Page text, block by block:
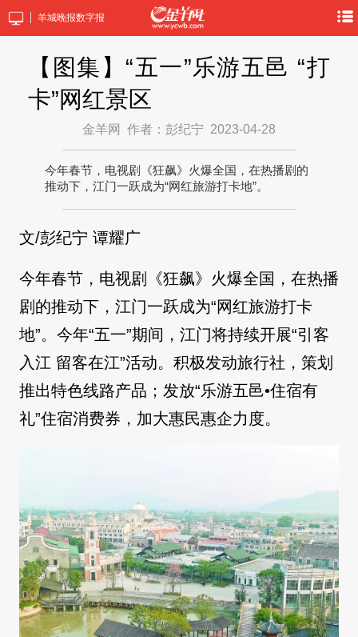
羊城晚报数字报
【图集】“五一”乐游五邑 “打
卡”网红景区
金羊网 作者：彭纪宁 2023-04-28
今年春节，电视剧《狂飙》火爆全国，在热播剧的
推动下，江门一跃成为“网红旅游打卡地”。
文/彭纪宁 谭耀广
今年春节，电视剧《狂飙》火爆全国，在热播
剧的推动下，江门一跃成为“网红旅游打卡
地”。今年“五一”期间，江门将持续开展“引客
入江 留客在江”活动。积极发动旅行社，策划
推出特色线路产品；发放“乐游五邑•住宿有
礼”住宿消费券，加大惠民惠企力度。